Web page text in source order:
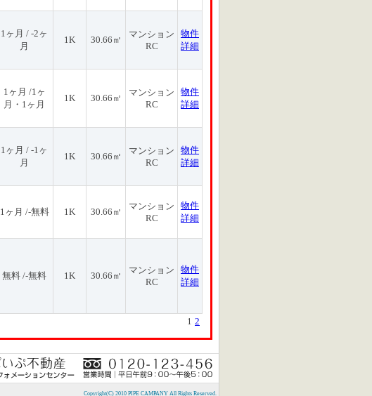
1ヶ月 / -2ヶ
月
1K 30.66㎡
マンション
RC
物件
詳細
1ヶ月 /1ヶ
月・1ヶ月
1K 30.66㎡
マンション
RC
物件
詳細
1ヶ月 / -1ヶ
月
1K 30.66㎡
マンション
RC
物件
詳細
1ヶ月 /-無料 1K 30.66㎡
マンション
RC
物件
詳細
無料 /-無料 1K 30.66㎡
マンション
RC
物件
詳細
1 2
Copyright(C) 2010 PIPE CAMPANY All Rights Reserved.